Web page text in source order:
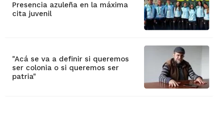
Presencia azuleña en la máxima
cita juvenil
"Acá se va a definir si queremos
ser colonia o si queremos ser
patria"